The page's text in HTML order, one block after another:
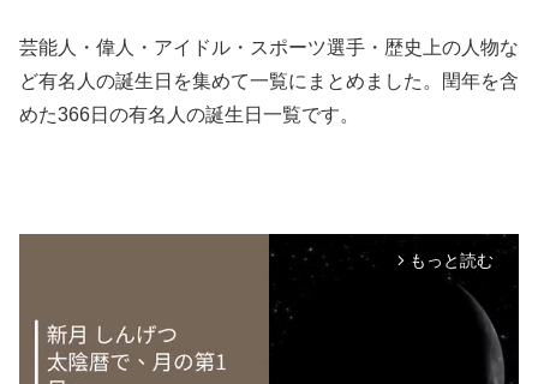
芸能人・偉人・アイドル・スポーツ選手・歴史上の人物な
ど有名人の誕生日を集めて一覧にまとめました。閏年を含
めた366日の有名人の誕生日一覧です。
arrow_forward_ios もっと読む